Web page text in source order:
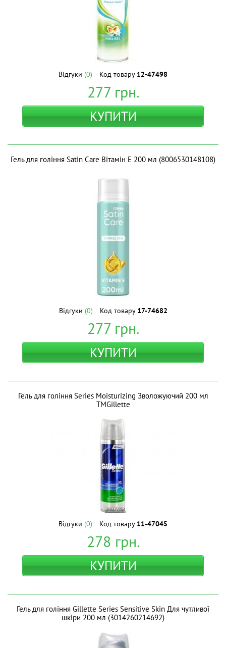
Відгуки (0) Код товару 12-47498
277грн.
КУПИТИ
Гель для гоління Satin Care Вітамін Е 200 мл (8006530148108)
Відгуки (0) Код товару 17-74682
277грн.
КУПИТИ
Гель для гоління Series Moisturizing Зволожуючий 200 мл
ТМGillette
Відгуки (0) Код товару 11-47045
278 грн.
КУПИТИ
Гель для гоління Gillette Series Sensitive Skin Для чутливої
шкіри 200 мл (3014260214692)